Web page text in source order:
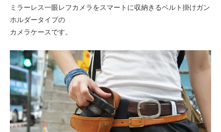
ミラーレス一眼レフカメラをスマートに収納きるベルト掛けガン
ホルダータイプの
カメラケースです。